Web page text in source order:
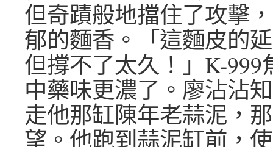
但奇蹟般地擋住了攻擊
郁的麵香。「這麵皮的
但撐不了太久！」K-999
中藥味更濃了。廖沾沾
走他那缸陳年老蒜泥，
望。他跑到蒜泥缸前，